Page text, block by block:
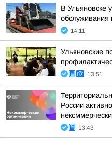
В Ульяновске
обслуживания
14:11
Ульяновские
13:51
России
13:43